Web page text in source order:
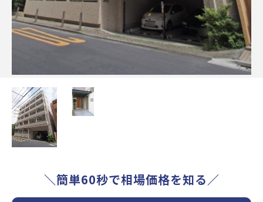
＼簡単60秒で相場価格を知る／